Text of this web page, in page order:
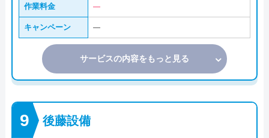
作業料金 ―
キャンペーン ―
サービスの内容をもっと見る
後藤設備